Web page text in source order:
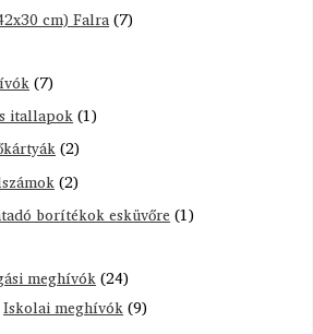
cm) Falra(7)
(7)
itallapok(1)
(2)
(2)
borítékok esküvőre (1)
meghívók(24)
Iskolai meghívók(9)